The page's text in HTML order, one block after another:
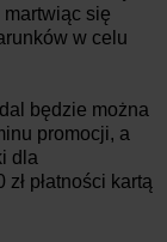
się
w celu
będzie można
promocji, a
dla
płatności kartą